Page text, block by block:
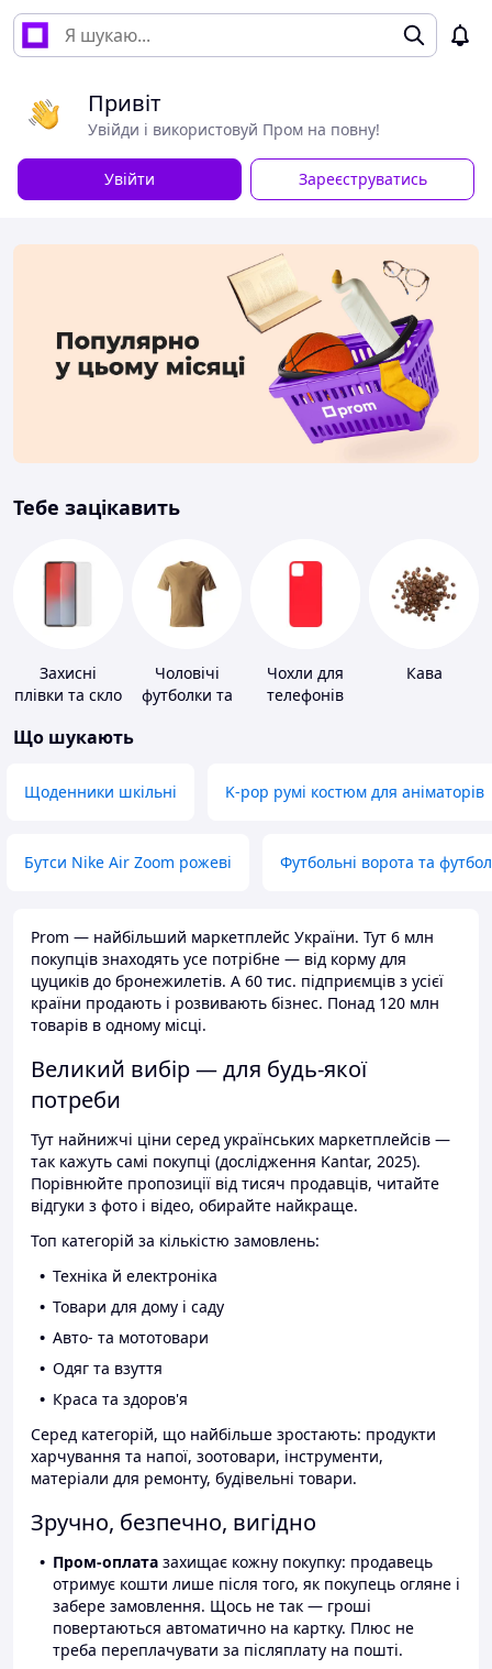
Привіт
Увійди і використовуй Пром на повну!
Увійти Зареєструватись
Тебе зацікавить
Захисні
плівки та скло
портативних
Чоловічі
футболки та
Чохли для
телефонів
Кава
Що шукають
Щоденники шкільні K-pop румі костюм для аніматорів
Бутси Nike Air Zoom рожеві Футбольні ворота та
Prom — найбільший маркетплейс України. Тут 6 млн
покупців знаходять усе потрібне — від корму для
цуциків до бронежилетів. А 60 тис. підприємців з усієї
країни продають і розвивають бізнес. Понад 120 млн
товарів в одному місці.
Великий вибір — для будь-якої
потреби
Тут найнижчі ціни серед українських маркетплейсів —
так кажуть самі покупці (дослідження Kantar, 2025).
Порівнюйте пропозиції від тисяч продавців, читайте
відгуки з фото і відео, обирайте найкраще.
Топ категорій за кількістю замовлень:
Техніка й електроніка
Товари для дому і саду
Авто- та мототовари
Одяг та взуття
Краса та здоров'я
Серед категорій, що найбільше зростають: продукти
харчування та напої, зоотовари, інструменти,
матеріали для ремонту, будівельні товари.
Зручно, безпечно, вигідно
Пром-оплата захищає кожну покупку: продавець
отримує кошти лише після того, як покупець огляне і
забере замовлення. Щось не так — гроші
повертаються автоматично на картку. Плюс не
треба переплачувати за післяплату на пошті.